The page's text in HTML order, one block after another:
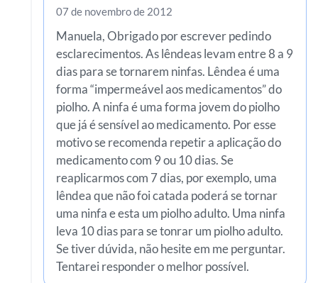
07 de novembro de 2012
Manuela, Obrigado por escrever pedindo
esclarecimentos. As lêndeas levam entre 8 a 9
dias para se tornarem ninfas. Lêndea é uma
forma “impermeável aos medicamentos” do
piolho. A ninfa é uma forma jovem do piolho
que já é sensível ao medicamento. Por esse
motivo se recomenda repetir a aplicação do
medicamento com 9 ou 10 dias. Se
reaplicarmos com 7 dias, por exemplo, uma
lêndea que não foi catada poderá se tornar
uma ninfa e esta um piolho adulto. Uma ninfa
leva 10 dias para se tonrar um piolho adulto.
Se tiver dúvida, não hesite em me perguntar.
Tentarei responder o melhor possível.